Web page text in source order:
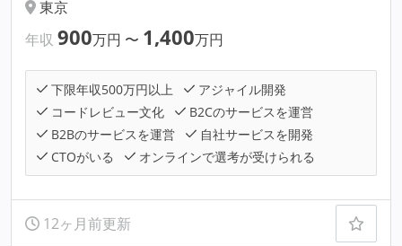
東京
年収 900万円 〜 1,400万円
下限年収500万円以上
アジャイル開発
コードレビュー文化
B2Cのサービスを運営
B2Bのサービスを運営
自社サービスを開発
CTOがいる
オンラインで選考が受けられる
12ヶ月前更新